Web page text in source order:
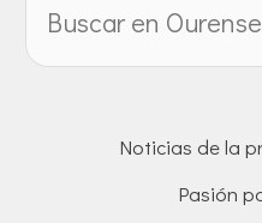
Noticias de la
Pasión